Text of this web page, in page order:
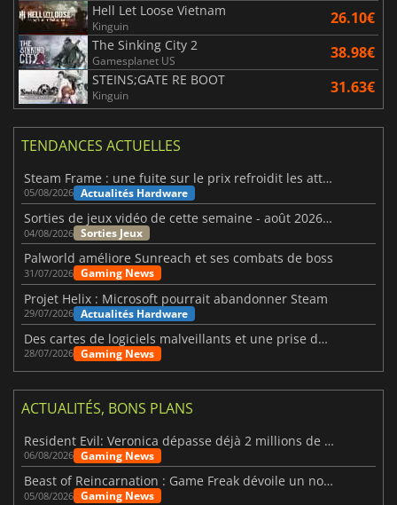
Hell Let Loose Vietnam
Kinguin 26.10€
The Sinking City 2
Gamesplanet US 38.98€
STEINS;GATE RE BOOT
Kinguin 31.63€
TENDANCES ACTUELLES
Steam Frame : une fuite sur le prix refroidit les attentes VR
05/08/2026 Actualités Hardware
Sorties de jeux vidéo de cette semaine - août 2026 (semaine 32)
04/08/2026 Sorties Jeux
Palworld améliore Sunreach et ses combats de boss
31/07/2026 Gaming News
Projet Helix : Microsoft pourrait abandonner Steam
29/07/2026 Actualités Hardware
Des cartes de logiciels malveillants et une prise de contrôle de Discord ont touché Meccha Chameleon
28/07/2026 Gaming News
ACTUALITÉS, BONS PLANS
Resident Evil: Veronica dépasse déjà 2 millions de wishlists
06/08/2026 Gaming News
Beast of Reincarnation : Game Freak dévoile un nouveau pari
05/08/2026 Gaming News